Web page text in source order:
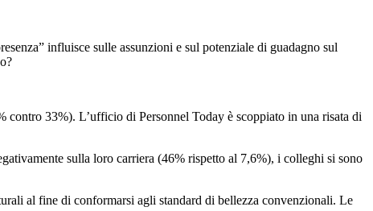
influisce sulle assunzioni e sul potenziale di guadagno sul
contro 33%). L’ufficio di Personnel Today è scoppiato in una risata di
sulla loro carriera (46% rispetto al 7,6%), i colleghi si sono
al fine di conformarsi agli standard di bellezza convenzionali. Le